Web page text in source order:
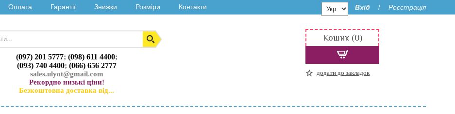
Оплата Гарантії Знижки Розміри Контакти Вхід / Реєстрація
(097) 201 5777; (098) 611 4400;
(093) 740 4400; (066) 656 2777
sales.ulyot@gmail.com
Рекордно низькі ціни!
Безкоштовна доставка від...
Кошик (0)
додати до закладок